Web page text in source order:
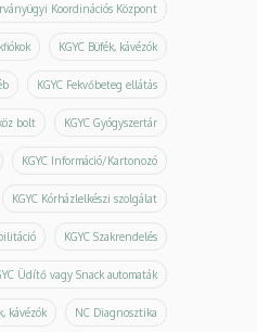
Koordinációs Központ
KGYC Büfék, kávézók
KGYC Fekvőbeteg ellátás
bolt KGYC Gyógyszertár
KGYC Információ/Kartonozó
KGYC Kórházlelkészi szolgálat
KGYC Szakrendelés
Üdítő vagy Snack automaták
kávézók NC Diagnosztika